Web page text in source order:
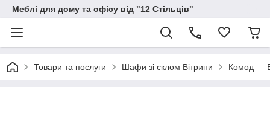
Меблі для дому та офісу від "12 Стільців"
Товари та послуги Шафи зі склом Вітрини Комод —